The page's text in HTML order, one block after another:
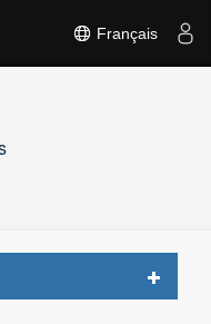
Français
Toggle